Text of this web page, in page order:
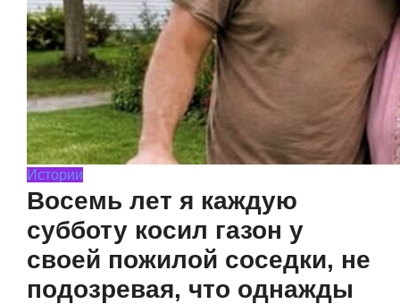
Истории
Восемь лет я каждую
субботу косил газон у
своей пожилой соседки, не
подозревая, что однажды